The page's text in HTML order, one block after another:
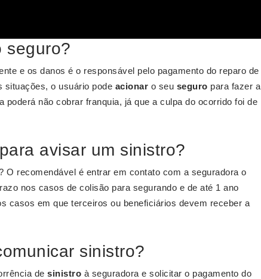
seguro?
e os danos é o responsável pelo pagamento do reparo de
o usuário pode acionar o seu seguro para fazer a
poderá não cobrar franquia, já que a culpa do ocorrido foi de
avisar um sinistro?
O recomendável é entrar em contato com a seguradora o
nos casos de colisão para segurando e de até 1 ano
casos em que terceiros ou beneficiários devem receber a
sinistro?
de sinistro à seguradora e solicitar o pagamento do